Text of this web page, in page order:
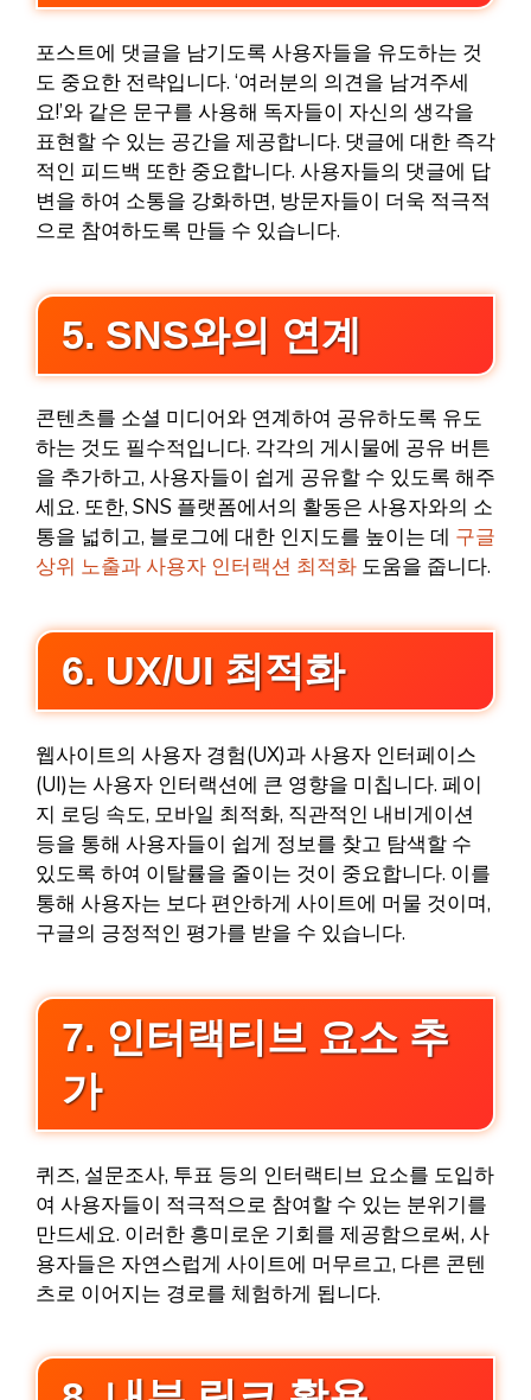
포스트에 댓글을 남기도록 사용자들을 유도하는 것
도 중요한 전략입니다. ‘여러분의 의견을 남겨주세
요!’와 같은 문구를 사용해 독자들이 자신의 생각을
표현할 수 있는 공간을 제공합니다. 댓글에 대한 즉각
적인 피드백 또한 중요합니다. 사용자들의 댓글에 답
변을 하여 소통을 강화하면, 방문자들이 더욱 적극적
으로 참여하도록 만들 수 있습니다.
5. SNS와의 연계
콘텐츠를 소셜 미디어와 연계하여 공유하도록 유도
하는 것도 필수적입니다. 각각의 게시물에 공유 버튼
을 추가하고, 사용자들이 쉽게 공유할 수 있도록 해주
세요. 또한, SNS 플랫폼에서의 활동은 사용자와의 소
통을 넓히고, 블로그에 대한 인지도를 높이는 데 구글
상위 노출과 사용자 인터랙션 최적화 도움을 줍니다.
6. UX/UI 최적화
웹사이트의 사용자 경험(UX)과 사용자 인터페이스
(UI)는 사용자 인터랙션에 큰 영향을 미칩니다. 페이
지 로딩 속도, 모바일 최적화, 직관적인 내비게이션
등을 통해 사용자들이 쉽게 정보를 찾고 탐색할 수
있도록 하여 이탈률을 줄이는 것이 중요합니다. 이를
통해 사용자는 보다 편안하게 사이트에 머물 것이며,
구글의 긍정적인 평가를 받을 수 있습니다.
7. 인터랙티브 요소 추
가
퀴즈, 설문조사, 투표 등의 인터랙티브 요소를 도입하
여 사용자들이 적극적으로 참여할 수 있는 분위기를
만드세요. 이러한 흥미로운 기회를 제공함으로써, 사
용자들은 자연스럽게 사이트에 머무르고, 다른 콘텐
츠로 이어지는 경로를 체험하게 됩니다.